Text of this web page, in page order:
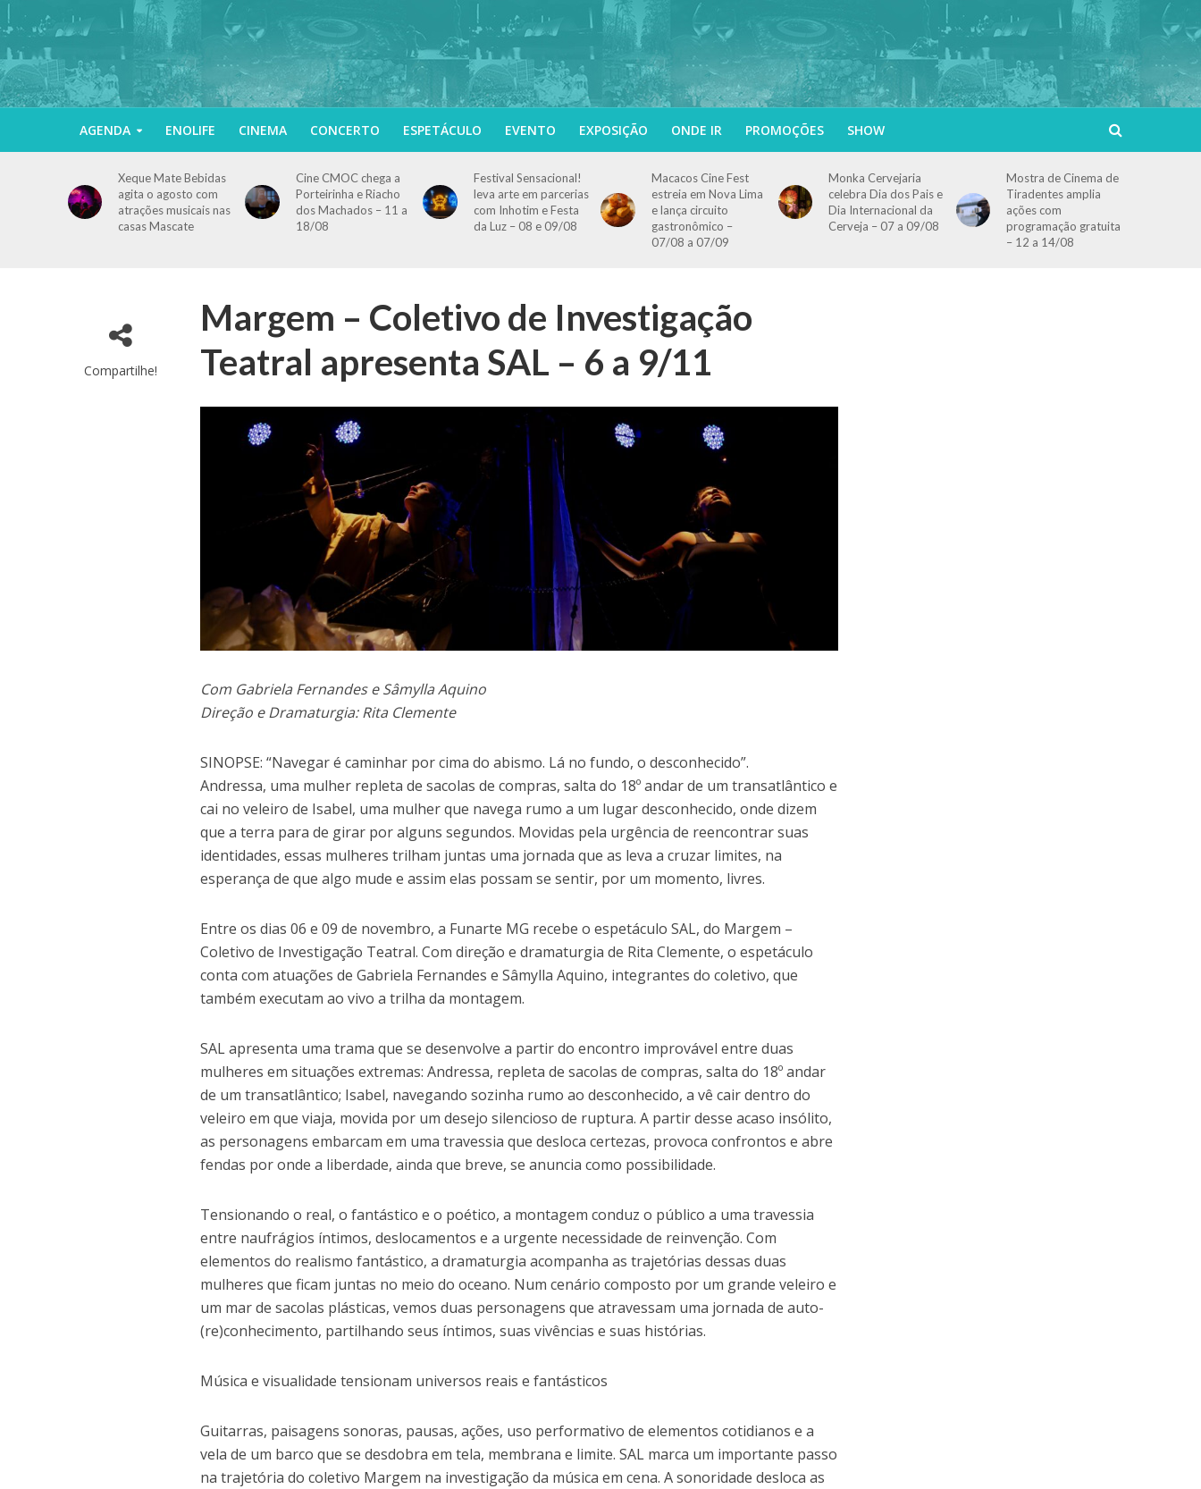
AGENDA ENOLIFE CINEMA CONCERTO ESPETÁCULO EVENTO EXPOSIÇÃO ONDE IR PROMOÇÕES SHOW
Xeque Mate Bebidas
agita o agosto com
atrações musicais nas
casas Mascate
Cine CMOC chega a
Porteirinha e Riacho
dos Machados – 11 a
18/08
Festival Sensacional!
leva arte em parcerias
com Inhotim e Festa
da Luz – 08 e 09/08
Macacos Cine Fest
estreia em Nova Lima
e lança circuito
gastronômico –
07/08 a 07/09
Monka Cervejaria
celebra Dia dos Pais e
Dia Internacional da
Cerveja – 07 a 09/08
Mostra de Cinema de
Tiradentes amplia
ações com
programação gratuita
– 12 a 14/08
Compartilhe!
Margem – Coletivo de Investigação
Teatral apresenta SAL – 6 a 9/11
Com Gabriela Fernandes e Sâmylla Aquino
Direção e Dramaturgia: Rita Clemente
SINOPSE: “Navegar é caminhar por cima do abismo. Lá no fundo, o desconhecido”.
Andressa, uma mulher repleta de sacolas de compras, salta do 18º andar de um transatlântico e
cai no veleiro de Isabel, uma mulher que navega rumo a um lugar desconhecido, onde dizem
que a terra para de girar por alguns segundos. Movidas pela urgência de reencontrar suas
identidades, essas mulheres trilham juntas uma jornada que as leva a cruzar limites, na
esperança de que algo mude e assim elas possam se sentir, por um momento, livres.
Entre os dias 06 e 09 de novembro, a Funarte MG recebe o espetáculo SAL, do Margem –
Coletivo de Investigação Teatral. Com direção e dramaturgia de Rita Clemente, o espetáculo
conta com atuações de Gabriela Fernandes e Sâmylla Aquino, integrantes do coletivo, que
também executam ao vivo a trilha da montagem.
SAL apresenta uma trama que se desenvolve a partir do encontro improvável entre duas
mulheres em situações extremas: Andressa, repleta de sacolas de compras, salta do 18º andar
de um transatlântico; Isabel, navegando sozinha rumo ao desconhecido, a vê cair dentro do
veleiro em que viaja, movida por um desejo silencioso de ruptura. A partir desse acaso insólito,
as personagens embarcam em uma travessia que desloca certezas, provoca confrontos e abre
fendas por onde a liberdade, ainda que breve, se anuncia como possibilidade.
Tensionando o real, o fantástico e o poético, a montagem conduz o público a uma travessia
entre naufrágios íntimos, deslocamentos e a urgente necessidade de reinvenção. Com
elementos do realismo fantástico, a dramaturgia acompanha as trajetórias dessas duas
mulheres que ficam juntas no meio do oceano. Num cenário composto por um grande veleiro e
um mar de sacolas plásticas, vemos duas personagens que atravessam uma jornada de auto-
(re)conhecimento, partilhando seus íntimos, suas vivências e suas histórias.
Música e visualidade tensionam universos reais e fantásticos
Guitarras, paisagens sonoras, pausas, ações, uso performativo de elementos cotidianos e a
vela de um barco que se desdobra em tela, membrana e limite. SAL marca um importante passo
na trajetória do coletivo Margem na investigação da música em cena. A sonoridade desloca as